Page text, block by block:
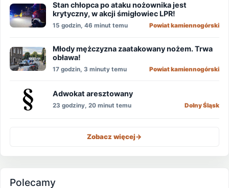
Stan chłopca po ataku nożownika jest
krytyczny, w akcji śmigłowiec LPR!
15 godzin, 46 minut temu Powiat kamiennogórski
Młody mężczyzna zaatakowany nożem. Trwa
obława!
17 godzin, 3 minuty temu Powiat kamiennogórski
Adwokat aresztowany
23 godziny, 20 minut temu Dolny Śląsk
Zobacz więcej->
Polecamy